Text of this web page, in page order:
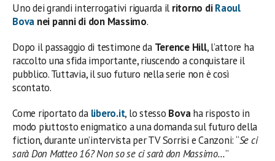
Uno dei grandi interrogativi riguarda il ritorno diRaoul
Bova nei panni di don Massimo.
Dopo il passaggio di testimone da Terence Hill, l’attore ha
raccolto una sfida importante, riuscendo a conquistare il
pubblico. Tuttavia, il suo futuro nella serie non è così
scontato.
Come riportato da libero.it, lo stesso Bovaha risposto in
modo piuttosto enigmatico a una domanda sul futuro della
fiction, durante un’intervista per TV Sorrisi e Canzoni: “Se ci
sarà Don Matteo 16? Non so se ci sarà don Massimo…”